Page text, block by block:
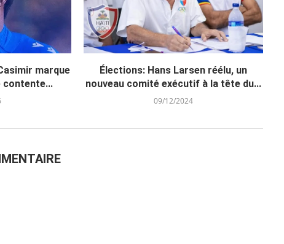
marque
contente...
Élections: Hans Larsen réélu, un
nouveau comité exécutif à la tête du...
09/12/2024